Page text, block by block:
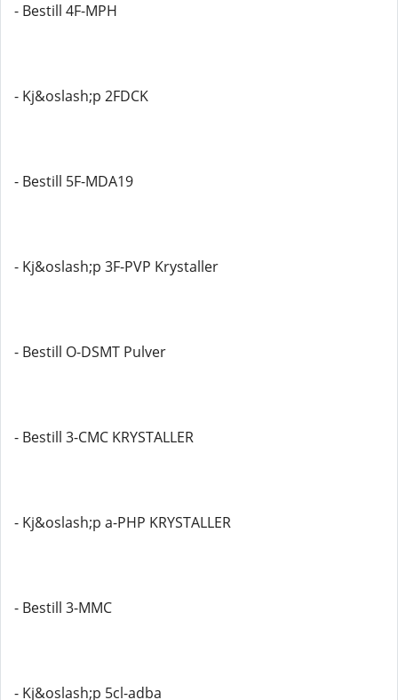
- Bestill 4F-MPH
- Kj&oslash;p 2FDCK
- Bestill 5F-MDA19
- Kj&oslash;p 3F-PVP Krystaller
- Bestill O-DSMT Pulver
- Bestill 3-CMC KRYSTALLER
- Kj&oslash;p a-PHP KRYSTALLER
- Bestill 3-MMC
- Kj&oslash;p 5cl-adba